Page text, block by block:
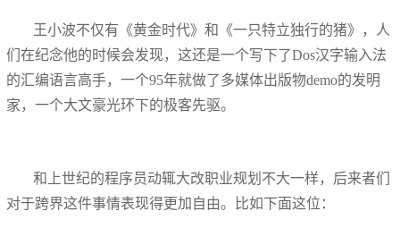
王小波不仅有《黄金时代》和《一只特立独行的猪》，人
们在纪念他的时候会发现，这还是一个写下了Dos汉字输入法
的汇编语言高手，一个95年就做了多媒体出版物demo的发明
家，一个大文豪光环下的极客先驱。
和上世纪的程序员动辄大改职业规划不大一样，后来者们
对于跨界这件事情表现得更加自由。比如下面这位：